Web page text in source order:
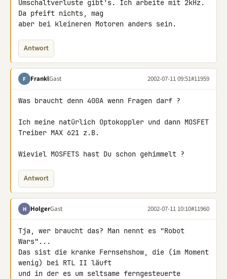
Umschaltverluste gibt's. Ich arbeite mit 2kHz.
Da pfeift nichts, mag
aber bei kleineren Motoren anders sein.
Antwort
F FranklGast 2002-07-11 09:51#11959
Was braucht denn 400A wenn Fragen darf ?
Ich meine natürlich Optokoppler und dann MOSFET
Treiber MAX 621 z.B.
Wieviel MOSFETS hast Du schon gehimmelt ?
Antwort
H HolgerGast 2002-07-11 10:10#11960
Tja, wer braucht das? Man nennt es "Robot
Wars"...
Das sist die kranke Fernsehshow, die (im Moment
wenig) bei RTL II läuft
und in der es um seltsame ferngesteuerte